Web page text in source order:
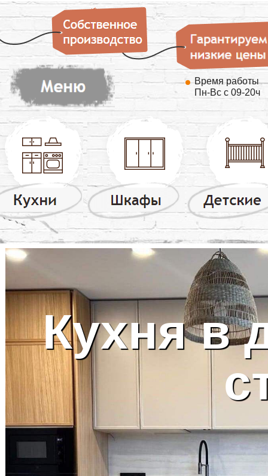
Время работы
Пн-Вс с 09-20ч
Кухня в